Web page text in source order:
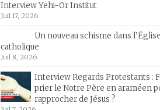
Interview Yehi-Or Institut
Juil 17, 2026
Un nouveau schisme dans l’Église
catholique
Juil 8, 2026
Interview Regards Protestants :
prier le Notre Père en araméen
rapprocher de Jésus ?